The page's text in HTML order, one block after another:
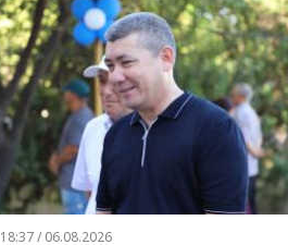
18:37 / 06.08.2026